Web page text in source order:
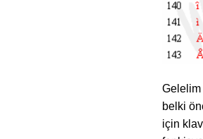
belki
için